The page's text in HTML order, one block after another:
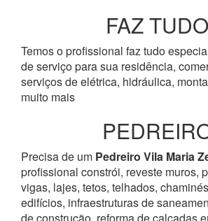
FAZ TUDO
Temos o profissional faz tudo
de serviço para sua residência,
serviços de elétrica, hidráulica,
muito mais
Precisa de um Pedreiro Vila Maria
profissional constrói, reveste muros,
vigas, lajes, tetos, telhados,
edifícios, infraestruturas de